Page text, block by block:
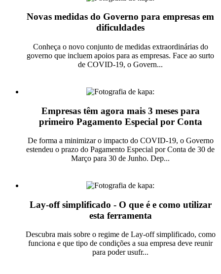
Novas medidas do Governo para empresas em
dificuldades
Conheça o novo conjunto de medidas extraordinárias do
governo que incluem apoios para as empresas. Face ao surto
de COVID-19, o Govern...
Empresas têm agora mais 3 meses para
primeiro Pagamento Especial por Conta
De forma a minimizar o impacto do COVID-19, o Governo
estendeu o prazo do Pagamento Especial por Conta de 30 de
Março para 30 de Junho. Dep...
Lay-off simplificado - O que é e como utilizar
esta ferramenta
Descubra mais sobre o regime de Lay-off simplificado, como
funciona e que tipo de condições a sua empresa deve reunir
para poder usufr...